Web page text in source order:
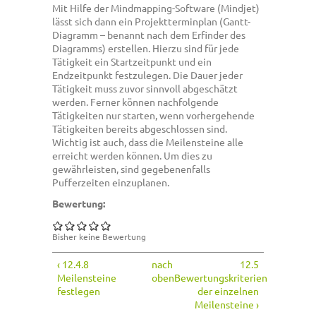
Mit Hilfe der Mindmapping-Software (Mindjet)
lässt sich dann ein Projektterminplan (Gantt-
Diagramm – benannt nach dem Erfinder des
Diagramms) erstellen. Hierzu sind für jede
Tätigkeit ein Startzeitpunkt und ein
Endzeitpunkt festzulegen. Die Dauer jeder
Tätigkeit muss zuvor sinnvoll abgeschätzt
werden. Ferner können nachfolgende
Tätigkeiten nur starten, wenn vorhergehende
Tätigkeiten bereits abgeschlossen sind.
Wichtig ist auch, dass die Meilensteine alle
erreicht werden können. Um dies zu
gewährleisten, sind gegebenenfalls
Pufferzeiten einzuplanen.
Bewertung:
Bisher keine Bewertung
‹ 12.4.8
Meilensteine
festlegen
nach
oben
12.5
Bewertungskriterien
der einzelnen
Meilensteine ›